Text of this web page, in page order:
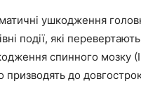
ушкодження
події, які
спинного мозку
призводять до